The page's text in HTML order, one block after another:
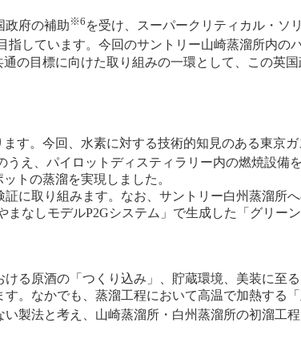
政府の補助 ※6 を受け、スーパークリティカル・ソ
指しています。今回のサントリー山崎蒸溜所内の
の目標に向けた取り組みの一環として、この英
す。今回、水素に対する技術的知見のある東京
え、パイロットディスティラリー内の燃焼設備
トの蒸溜を実現しました。
に取り組みます。なお、サントリー白州蒸溜所
なしモデルP2Gシステム」で生成した「グリー
る原酒の「つくり込み」、貯蔵環境、美装に至る
。なかでも、蒸溜工程において高温で加熱する
製法と考え、山崎蒸溜所・白州蒸溜所の初溜工程